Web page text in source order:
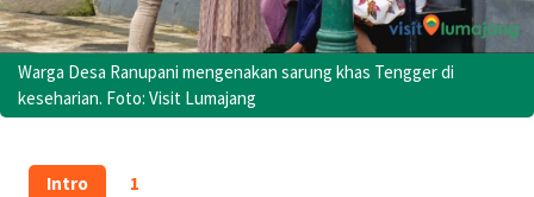
Warga Desa Ranupani mengenakan sarung khas Tengger di
keseharian. Foto: Visit Lumajang
Intro 1